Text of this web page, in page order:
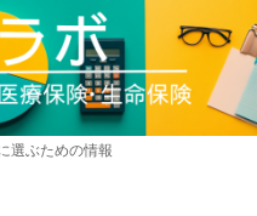
選ぶための情報